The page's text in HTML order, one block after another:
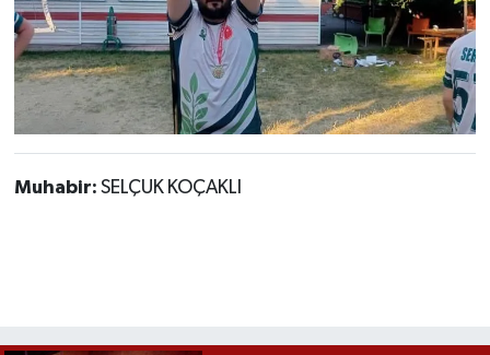
Muhabir: SELÇUK KOÇAKLI